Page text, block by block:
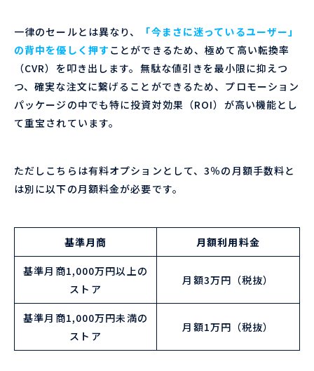
一律のセールとは異なり、
「今まさに迷っているユーザー」
の背中を優しく押す ことができるため、極めて高い転換率
（CVR）を叩き出します。無駄な値引きを最小限に抑えつ
つ、確実な注文に繋げることができるため、プロモーション
パッケージの中でも特に投資対効果（ROI）が高い機能とし
て重宝されています。
ただしこちらは有料オプションとして、3％の月額手数料と
は別に以下の月額料金が必要です。
基準月商 月額利用料金
基準月商1,000万円以上の
ストア
月額3万円（税抜）
基準月商1,000万円未満の
ストア
月額1万円（税抜）